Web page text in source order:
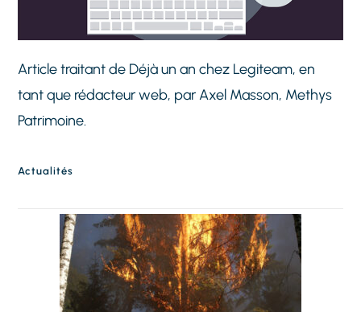
Article traitant de Déjà un an chez Legiteam, en
tant que rédacteur web, par Axel Masson, Methys
Patrimoine.
Actualités